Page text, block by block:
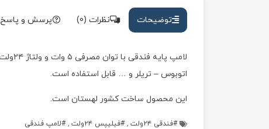
توضیحات نظرات (0) پرسش و پاسخ
اتوبوس – تریلر و … قابل استفاده است.
این محصول ساخت کشور لهستان است.
فندقی ۲۴ولت , فیلیپس ۲۴ولت , لامپ فندقی